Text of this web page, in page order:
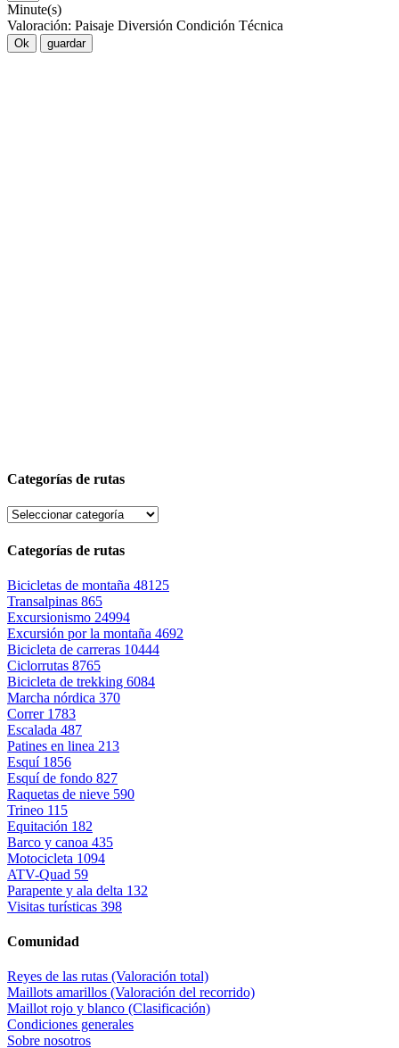
Minute(s)
Valoración: Paisaje Diversión Condición Técnica
Ok guardar
Categorías de rutas
Categorías de rutas
Bicicletas de montaña 48125
Transalpinas 865
Excursionismo 24994
Excursión por la montaña 4692
Bicicleta de carreras 10444
Ciclorrutas 8765
Bicicleta de trekking 6084
Marcha nórdica 370
Correr 1783
Escalada 487
Patines en linea 213
Esquí 1856
Esquí de fondo 827
Raquetas de nieve 590
Trineo 115
Equitación 182
Barco y canoa 435
Motocicleta 1094
ATV-Quad 59
Parapente y ala delta 132
Visitas turísticas 398
Comunidad
Reyes de las rutas (Valoración total)
Maillots amarillos (Valoración del recorrido)
Maillot rojo y blanco (Clasificación)
Condiciones generales
Sobre nosotros